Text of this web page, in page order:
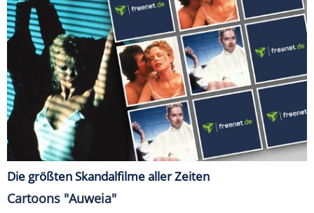
Die größten Skandalfilme aller Zeiten
Cartoons "Auweia"